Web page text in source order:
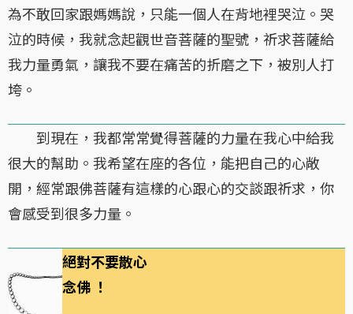
為不敢回家跟媽媽說，只能一個人在背地裡哭泣。哭
泣的時候，我就念起觀世音菩薩的聖號，祈求菩薩給
我力量勇氣，讓我不要在痛苦的折磨之下，被別人打
垮。
到現在，我都常常覺得菩薩的力量在我心中給我
很大的幫助。我希望在座的各位，能把自己的心敞
開，經常跟佛菩薩有這樣的心跟心的交談跟祈求，你
會感受到很多力量。
絕對不要散心
念佛 ！